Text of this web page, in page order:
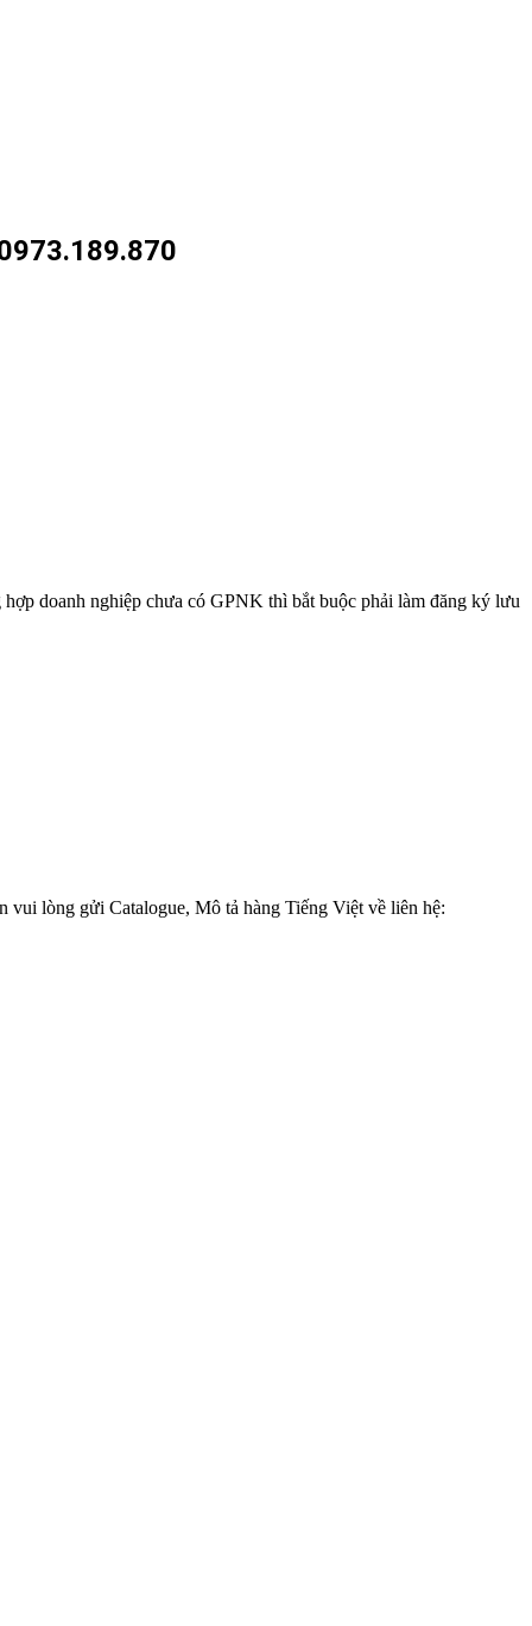
doanh nghiệp chưa có GPNK thì bắt buộc phải làm đăng ký lưu
lòng gửi Catalogue, Mô tả hàng Tiếng Việt về liên hệ: